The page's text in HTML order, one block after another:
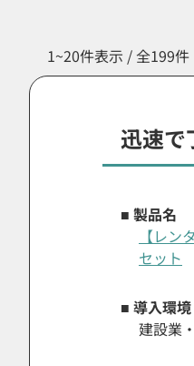
1~20件表示 / 全199件
迅速で
■ 製品名
【レ
セット
■ 導入環境
建設業